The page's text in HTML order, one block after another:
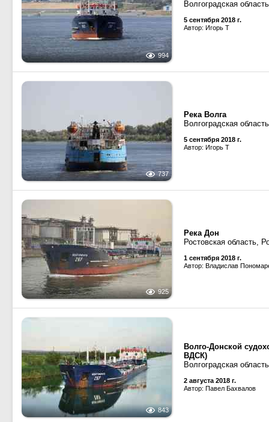
994
Волгоградская
5 сентября 2018 г.
Автор: Игорь Т
737
Река Волга
Волгоградская
5 сентября 2018 г.
Автор: Игорь Т
925
Река Дон
Ростовская область,
1 сентября 2018 г.
Автор: Владислав
843
Волго-Донской
ВДСК)
Волгоградская область
2 августа 2018 г.
Автор: Павел Бахвалов